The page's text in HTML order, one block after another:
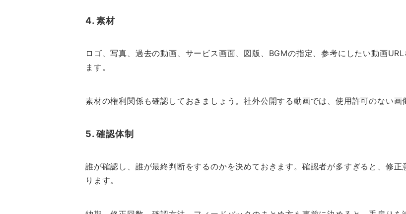
4. 素材
ロゴ、写真、過去の動画、サービス画面、図版、BGMの指定、参考にしたい動画
ます。
素材の権利関係も確認しておきましょう。社外公開する動画では、使用許可のない画
5. 確認体制
誰が確認し、誰が最終判断をするのかを決めておきます。確認者が多すぎると、修
ります。